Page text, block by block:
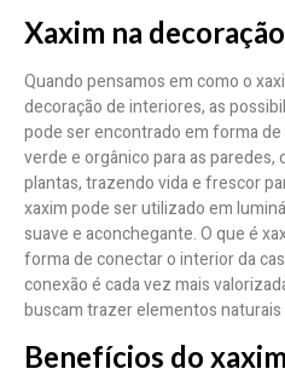
Xaxim na
Quando pensamos em como o
decoração de interiores, as
pode ser encontrado em forma
verde e orgânico para as paredes,
plantas, trazendo vida e frescor
xaxim pode ser utilizado em
suave e aconchegante. O que é
forma de conectar o interior da
conexão é cada vez mais
buscam trazer elementos naturais
Benefícios do